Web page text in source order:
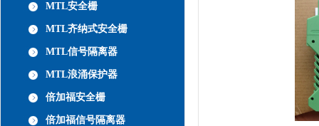
MTL安全栅
MTL齐纳式安全栅
MTL信号隔离器
MTL浪涌保护器
倍加福安全栅
倍加福信号隔离器